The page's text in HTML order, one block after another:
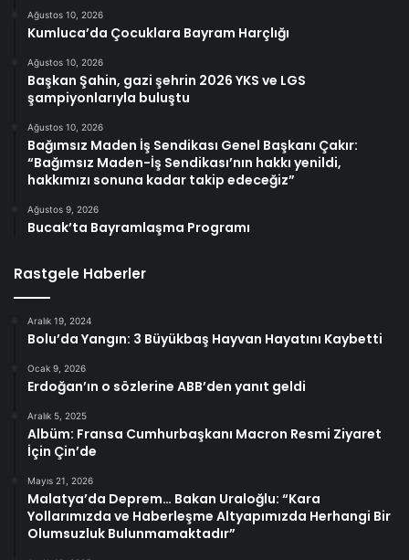
Ağustos 10, 2026
Kumluca’da Çocuklara Bayram Harçlığı
Ağustos 10, 2026
Başkan Şahin, gazi şehrin 2026 YKS ve LGS
şampiyonlarıyla buluştu
Ağustos 10, 2026
Bağımsız Maden İş Sendikası Genel Başkanı Çakır:
“Bağımsız Maden-İş Sendikası’nın hakkı yenildi,
hakkımızı sonuna kadar takip edeceğiz”
Ağustos 9, 2026
Bucak’ta Bayramlaşma Programı
Rastgele Haberler
Aralık 19, 2024
Bolu’da Yangın: 3 Büyükbaş Hayvan Hayatını Kaybetti
Ocak 9, 2026
Erdoğan’ın o sözlerine ABB’den yanıt geldi
Aralık 5, 2025
Albüm: Fransa Cumhurbaşkanı Macron Resmi Ziyaret
İçin Çin’de
Mayıs 21, 2026
Malatya’da Deprem… Bakan Uraloğlu: “Kara
Yollarımızda ve Haberleşme Altyapımızda Herhangi Bir
Olumsuzluk Bulunmamaktadır”